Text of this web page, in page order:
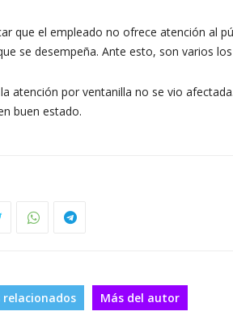
que el empleado no ofrece atención al
se desempeña. Ante esto, son varios
atención por ventanilla no se vio
buen estado.
Más del autor